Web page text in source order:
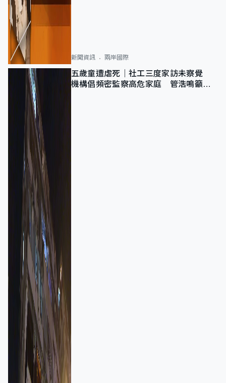
新聞資訊 兩岸國際
五歲童遭虐死｜社工三度家訪未察覺
機構倡頻密監察高危家庭 管浩鳴籲加